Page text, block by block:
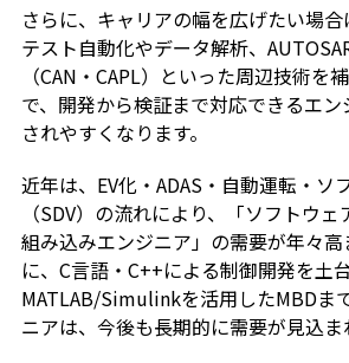
さらに、キャリアの幅を広げたい場
テスト自動化やデータ解析、
（CAN・CAPL）といった周辺技術を
で、開発から検証まで対応できるエ
されやすくなります。
近年は、EV化・ADAS・自動運転・ソ
（SDV）の流れにより、「ソフトウ
組み込みエンジニア」の需要が年々高
に、C言語・C++による制御開発を土台
MATLAB/Simulinkを活用したMBDま
ニアは、今後も長期的に需要が見込ま